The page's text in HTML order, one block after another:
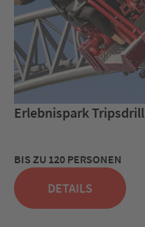
Erlebnispark Tripsdrill
BIS ZU 120 PERSONEN
DETAILS